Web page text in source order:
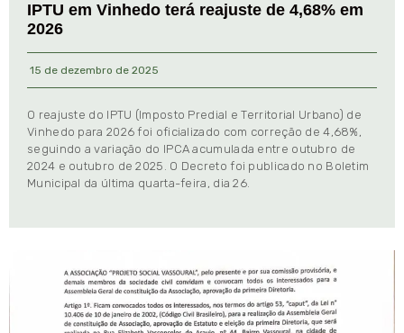
IPTU em Vinhedo terá reajuste de 4,68% em
2026
15 de dezembro de 2025
O reajuste do IPTU (Imposto Predial e Territorial Urbano) de
Vinhedo para 2026 foi oficializado com correção de 4,68%,
seguindo a variação do IPCA acumulada entre outubro de
2024 e outubro de 2025. O Decreto foi publicado no Boletim
Municipal da última quarta-feira, dia 26.